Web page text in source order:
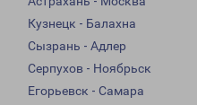
Кузнецк - Балахна
Сызрань - Адлер
Серпухов - Ноябрьск
Егорьевск - Самара